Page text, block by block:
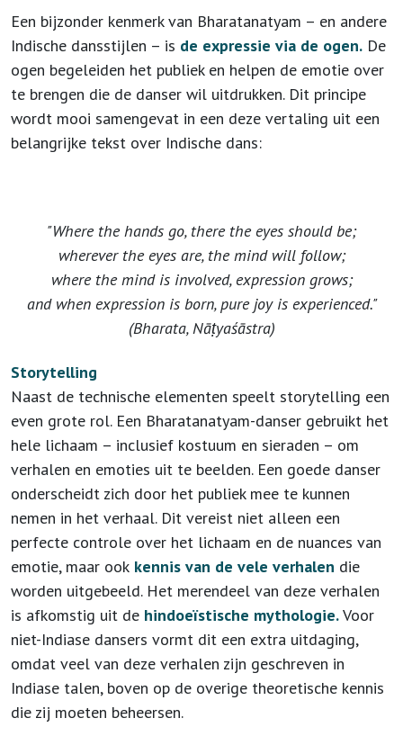
Een bijzonder kenmerk van Bharatanatyam – en andere
Indische dansstijlen – is de expressie via de ogen. De
ogen begeleiden het publiek en helpen de emotie over
te brengen die de danser wil uitdrukken. Dit principe
wordt mooi samengevat in een deze vertaling uit een
belangrijke tekst over Indische dans:
"Where the hands go, there the eyes should be;
wherever the eyes are, the mind will follow;
where the mind is involved, expression grows;
and when expression is born, pure joy is experienced."
(Bharata, Nāṭyaśāstra)
Storytelling
Naast de technische elementen speelt storytelling een
even grote rol. Een Bharatanatyam-danser gebruikt het
hele lichaam – inclusief kostuum en sieraden – om
verhalen en emoties uit te beelden. Een goede danser
onderscheidt zich door het publiek mee te kunnen
nemen in het verhaal. Dit vereist niet alleen een
perfecte controle over het lichaam en de nuances van
emotie, maar ook kennis van de vele verhalen die
worden uitgebeeld. Het merendeel van deze verhalen
is afkomstig uit de hindoeïstische mythologie.Voor
niet-Indiase dansers vormt dit een extra uitdaging,
omdat veel van deze verhalen zijn geschreven in
Indiase talen, boven op de overige theoretische kennis
die zij moeten beheersen.